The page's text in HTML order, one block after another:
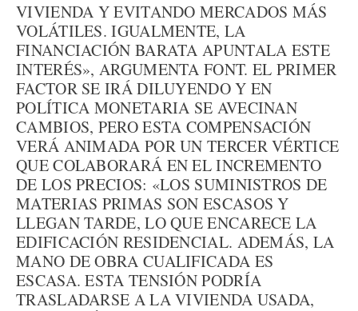
VIVIENDA Y EVITANDO MERCADOS MÁS
VOLÁTILES. IGUALMENTE, LA
FINANCIACIÓN BARATA APUNTALA ESTE
INTERÉS», ARGUMENTA FONT. EL PRIMER
FACTOR SE IRÁ DILUYENDO Y EN
POLÍTICA MONETARIA SE AVECINAN
CAMBIOS, PERO ESTA COMPENSACIÓN
VERÁ ANIMADA POR UN TERCER VÉRTICE
QUE COLABORARÁ EN EL INCREMENTO
DE LOS PRECIOS: «LOS SUMINISTROS DE
MATERIAS PRIMAS SON ESCASOS Y
LLEGAN TARDE, LO QUE ENCARECE LA
EDIFICACIÓN RESIDENCIAL. ADEMÁS, LA
MANO DE OBRA CUALIFICADA ES
ESCASA. ESTA TENSIÓN PODRÍA
TRASLADARSE A LA VIVIENDA USADA,